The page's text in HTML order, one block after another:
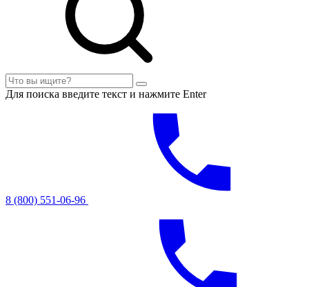
Для поиска введите текст и нажмите Enter
8 (800) 551-06-96